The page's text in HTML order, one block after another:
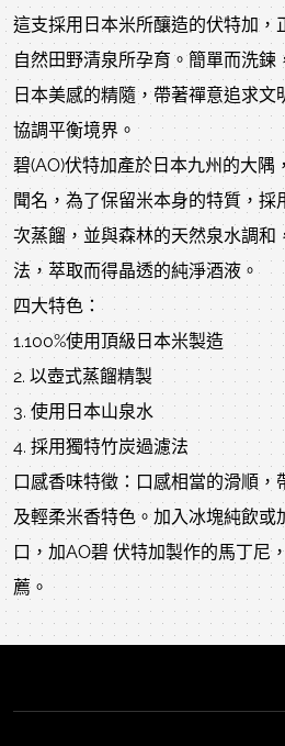
這支採用日本米所釀造的伏特加，
自然田野清泉所孕育。簡單而洗鍊
日本美感的精隨，帶著禪意追求
協調平衡境界。
碧(AO)伏特加產於日本九州的大隅
聞名，為了保留米本身的特質，
次蒸餾，並與森林的天然泉水調和
法，萃取而得晶透的純淨酒液。
四大特色：
1.100%使用頂級日本米製造
2. 以壺式蒸餾精製
3. 使用日本山泉水
4. 採用獨特竹炭過濾法
口感香味特徵：口感相當的滑順
及輕柔米香特色。加入冰塊純飲或
口，加AO碧 伏特加製作的馬丁尼
薦。